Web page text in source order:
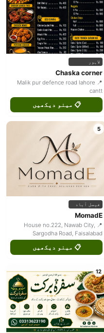
لاہور
Chaska corner
📍 Malik pur defence road lahore
cantt
📋 مینو دیکھیں
5
فیصل آباد
MomadE
📍 House no.222, Nawab City,
Sargodha Road, Faisalabad
📋 مینو دیکھیں
12